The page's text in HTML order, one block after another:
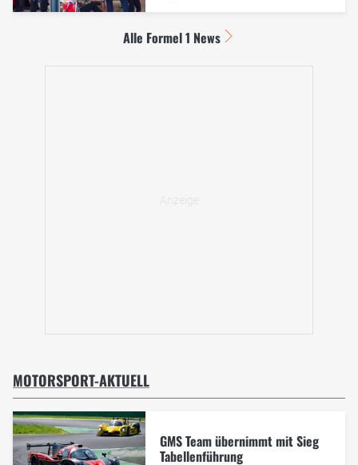
Alle Formel 1 News
MOTORSPORT-AKTUELL
GMS Team übernimmt mit Sieg
Tabellenführung